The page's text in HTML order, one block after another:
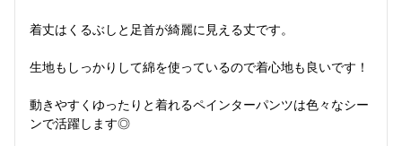
着丈はくるぶしと足首が綺麗に見える丈です。
生地もしっかりして綿を使っているので着心地も良いです！
動きやすくゆったりと着れるペインターパンツは色々なシー
ンで活躍します◎